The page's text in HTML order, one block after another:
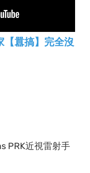
【囂搞】完全沒
PRK近視雷射手